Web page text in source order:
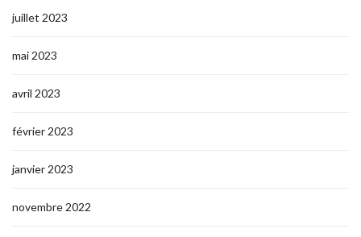
juillet 2023
mai 2023
avril 2023
février 2023
janvier 2023
novembre 2022